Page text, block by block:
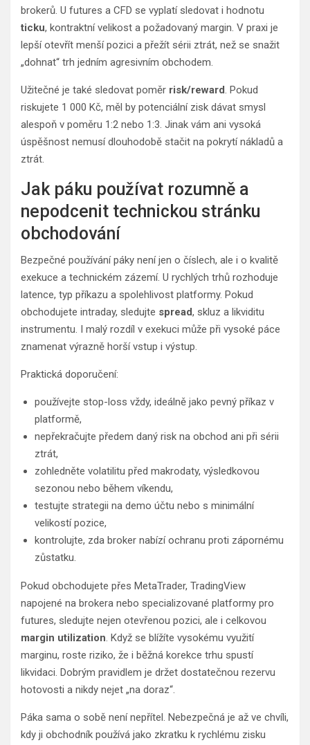
brokerů. U futures a CFD se vyplatí sledovat i hodnotu
ticku, kontraktní velikost a požadovaný margin. V praxi je
lepší otevřít menší pozici a přežít sérii ztrát, než se snažit
„dohnat“ trh jedním agresivním obchodem.
Užitečné je také sledovat poměr risk/reward. Pokud
riskujete 1 000 Kč, měl by potenciální zisk dávat smysl
alespoň v poměru 1:2 nebo 1:3. Jinak vám ani vysoká
úspěšnost nemusí dlouhodobě stačit na pokrytí nákladů a
ztrát.
Jak páku používat rozumně a
nepodcenit technickou stránku
obchodování
Bezpečné používání páky není jen o číslech, ale i o kvalitě
exekuce a technickém zázemí. U rychlých trhů rozhoduje
latence, typ příkazu a spolehlivost platformy. Pokud
obchodujete intraday, sledujte spread, skluz a likviditu
instrumentu. I malý rozdíl v exekuci může při vysoké páce
znamenat výrazně horší vstup i výstup.
Praktická doporučení:
používejte stop-loss vždy, ideálně jako pevný příkaz v
platformě,
nepřekračujte předem daný risk na obchod ani při sérii
ztrát,
zohledněte volatilitu před makrodaty, výsledkovou
sezonou nebo během víkendu,
testujte strategii na demo účtu nebo s minimální
velikostí pozice,
kontrolujte, zda broker nabízí ochranu proti zápornému
zůstatku.
Pokud obchodujete přes MetaTrader, TradingView
napojené na brokera nebo specializované platformy pro
futures, sledujte nejen otevřenou pozici, ale i celkovou
margin utilization. Když se blížíte vysokému využití
marginu, roste riziko, že i běžná korekce trhu spustí
likvidaci. Dobrým pravidlem je držet dostatečnou rezervu
hotovosti a nikdy nejet „na doraz“.
Páka sama o sobě není nepřítel. Nebezpečná je až ve chvíli,
kdy ji obchodník používá jako zkratku k rychlému zisku